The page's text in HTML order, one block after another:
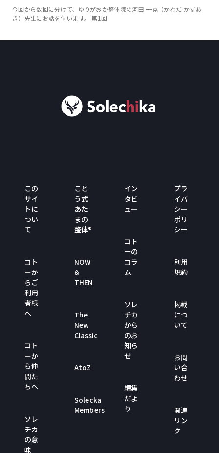
今回から数回に分けて、ゆりがおか整体院の河田 一晃（かわだ かずあ
き）先生にお話を伺います。 第1回
この
サイ
トに
つい
て
コト
ーか
らご
利用
者様
へ
コト
ーか
ら仲
間た
ちへ
ソレ
チカ
の意
味
こと
う式
あた
まの
整体®
NOW
&
THEN
The
New
Classic
AtoZ
Solecka
Members
イン
タビ
ュー
コト
ーの
コラ
ム
ソレ
チカ
から
のお
知ら
せ
編集
だよ
り
プラ
イバ
シー
ポリ
シー
利用
規約
掲載
につ
いて
お問
い合
わせ
関連
リン
ク